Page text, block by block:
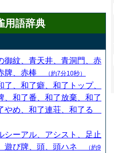
用語辞典
御紋、青天井、青洞門、赤
牌、赤棒
（約7分10秒）
了、和了癖、和了トップ、
、和了番、和了放棄、和了
やめ、和了連荘、和了る
シーアル、アシスト、足止
遊び牌、頭、頭ハネ
（約9